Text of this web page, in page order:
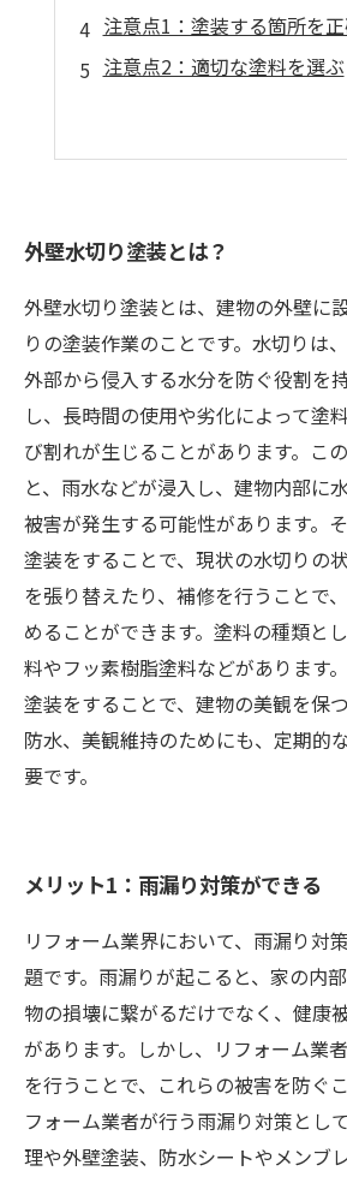
注意点1：塗装する箇所を
注意点2：適切な塗料を選ぶ
外壁水切り塗装とは？
外壁水切り塗装とは、建物の外壁に
りの塗装作業のことです。水切りは
外部から侵入する水分を防ぐ役割を
し、長時間の使用や劣化によって塗
び割れが生じることがあります。こ
と、雨水などが浸入し、建物内部に
被害が発生する可能性があります。
塗装をすることで、現状の水切りの
を張り替えたり、補修を行うことで
めることができます。塗料の種類と
料やフッ素樹脂塗料などがあります
塗装をすることで、建物の美観を保
防水、美観維持のためにも、定期的
要です。
メリット1：雨漏り対策ができる
リフォーム業界において、雨漏り対
題です。雨漏りが起こると、家の内
物の損壊に繋がるだけでなく、健康
があります。しかし、リフォーム業
を行うことで、これらの被害を防ぐ
フォーム業者が行う雨漏り対策とし
理や外壁塗装、防水シートやメンブ